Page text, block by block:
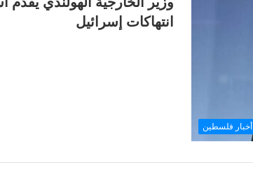
أخبار فلسطين
انتهاكات إسرائيل